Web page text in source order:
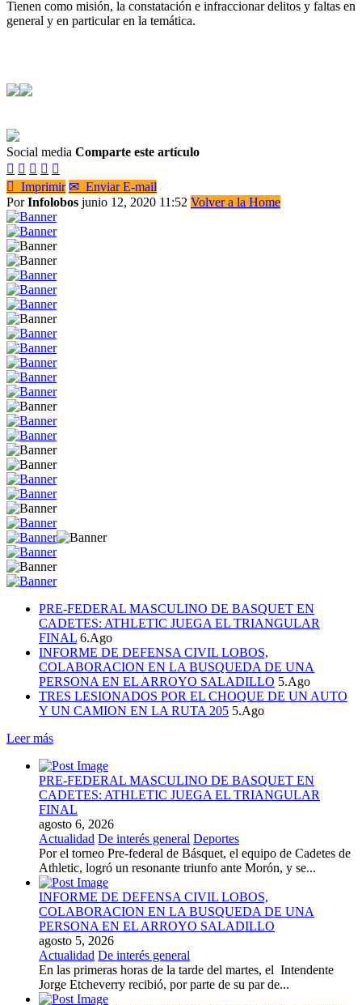
Tienen como misión, la constatación e infraccionar delitos y faltas en
general y en particular en la temática.
Social media Comparte este artículo
    
 Imprimir ✉ Enviar E-mail
PorInfolobos junio 12, 2020 11:52 Volver a la Home
PRE-FEDERAL MASCULINO DE BASQUET EN
CADETES: ATHLETIC JUEGA EL TRIANGULAR
FINAL 6.Ago
INFORME DE DEFENSA CIVIL LOBOS,
COLABORACION EN LA BUSQUEDA DE UNA
PERSONA EN EL ARROYO SALADILLO 5.Ago
TRES LESIONADOS POR EL CHOQUE DE UN AUTO
Y UN CAMION EN LA RUTA 205 5.Ago
Leer más
PRE-FEDERAL MASCULINO DE BASQUET EN
CADETES: ATHLETIC JUEGA EL TRIANGULAR
FINAL
agosto 6, 2026
Actualidad De interés general Deportes
Por el torneo Pre-federal de Básquet, el equipo de Cadetes de
Athletic, logró un resonante triunfo ante Morón, y se...
INFORME DE DEFENSA CIVIL LOBOS,
COLABORACION EN LA BUSQUEDA DE UNA
PERSONA EN EL ARROYO SALADILLO
agosto 5, 2026
Actualidad De interés general
En las primeras horas de la tarde del martes, el Intendente
Jorge Etcheverry recibió, por parte de su par de...